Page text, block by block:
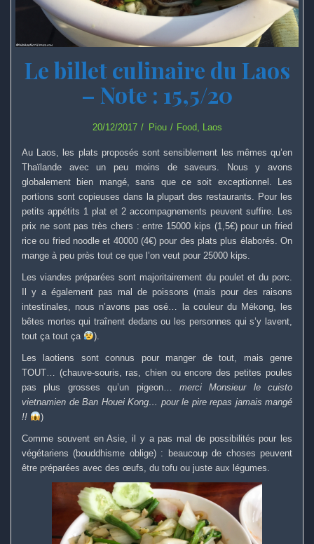
Le billet culinaire du Laos
– Note : 15,5/20
20/12/2017 Piou Food, Laos
Au Laos, les plats proposés sont sensiblement les mêmes qu’en
Thaïlande avec un peu moins de saveurs. Nous y avons
globalement bien mangé, sans que ce soit exceptionnel. Les
portions sont copieuses dans la plupart des restaurants. Pour les
petits appétits 1 plat et 2 accompagnements peuvent suffire. Les
prix ne sont pas très chers : entre 15000 kips (1,5€) pour un fried
rice ou fried noodle et 40000 (4€) pour des plats plus élaborés. On
mange à peu près tout ce que l’on veut pour 25000 kips.
Les viandes préparées sont majoritairement du poulet et du porc.
Il y a également pas mal de poissons (mais pour des raisons
intestinales, nous n’avons pas osé… la couleur du Mékong, les
bêtes mortes qui traînent dedans ou les personnes qui s’y lavent,
tout ça tout ça
).
Les laotiens sont connus pour manger de tout, mais genre
TOUT… (chauve-souris, ras, chien ou encore des petites poules
pas plus grosses qu’un pigeon… merci Monsieur le cuisto
vietnamien de Ban Houei Kong… pour le pire repas jamais mangé
!!
)
Comme souvent en Asie, il y a pas mal de possibilités pour les
végétariens (bouddhisme oblige) : beaucoup de choses peuvent
être préparées avec des œufs, du tofu ou juste aux légumes.